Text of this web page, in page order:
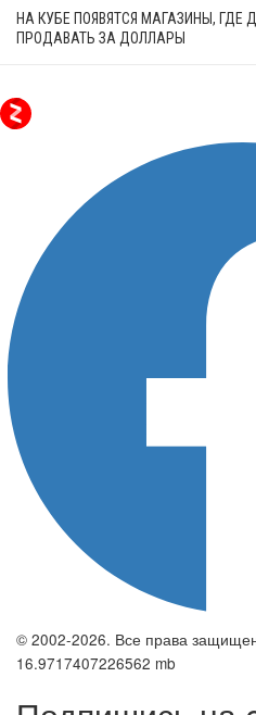
НА КУБЕ ПОЯВЯТСЯ МАГАЗИНЫ,
ПРОДАВАТЬ ЗА ДОЛЛАРЫ
© 2002-2026. Все права
16.9717407226562 mb